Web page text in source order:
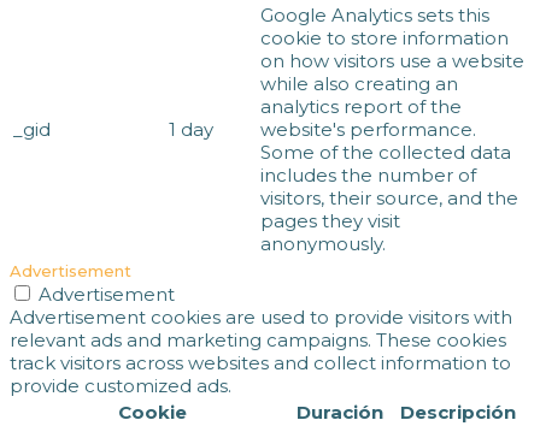
_gid 1 day
Google Analytics sets this
cookie to store information
on how visitors use a website
while also creating an
analytics report of the
website's performance.
Some of the collected data
includes the number of
visitors, their source, and the
pages they visit
anonymously.
Advertisement
Advertisement
Advertisement cookies are used to provide visitors with
relevant ads and marketing campaigns. These cookies
track visitors across websites and collect information to
provide customized ads.
Cookie
Duración Descripción